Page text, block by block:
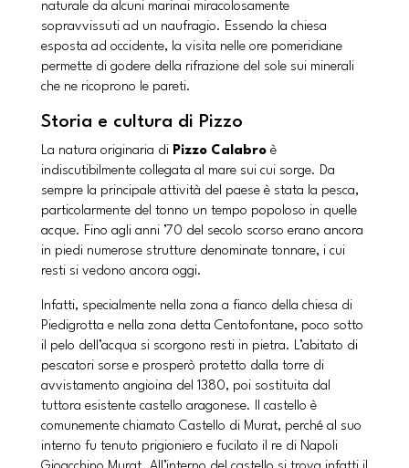
naturale da alcuni marinai miracolosamente
sopravvissuti ad un naufragio. Essendo la chiesa
esposta ad occidente, la visita nelle ore pomeridiane
permette di godere della rifrazione del sole sui minerali
che ne ricoprono le pareti.
Storia e cultura di Pizzo
La natura originaria di Pizzo Calabroè
indiscutibilmente collegata al mare sui cui sorge. Da
sempre la principale attività del paese è stata la pesca,
particolarmente del tonno un tempo popoloso in quelle
acque. Fino agli anni ’70 del secolo scorso erano ancora
in piedi numerose strutture denominate tonnare, i cui
resti si vedono ancora oggi.
Infatti, specialmente nella zona a fianco della chiesa di
Piedigrotta e nella zona detta Centofontane, poco sotto
il pelo dell’acqua si scorgono resti in pietra. L’abitato di
pescatori sorse e prosperò protetto dalla torre di
avvistamento angioina del 1380, poi sostituita dal
tuttora esistente castello aragonese. Il castello è
comunemente chiamato Castello di Murat, perché al suo
interno fu tenuto prigioniero e fucilato il re di Napoli